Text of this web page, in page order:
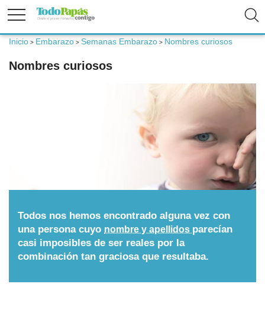
Calculadoras
Nombres
Inicio > Embarazo > Semanas Embarazo > Nombres curiosos
Nombres curiosos
Todos nos hemos encontrado alguna vez con
una persona cuyo nombre y apellidos parecían
casi imposibles de ser reales por la
combinación tan graciosa que resultaba.